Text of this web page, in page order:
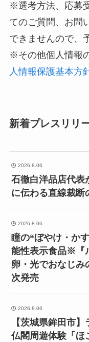
※選考方法、応募
てのご質問、お問
できませんので、
※その他個人情報
人情報保護基本方
新着プレスリリ
2026.8.06
石徹白洋品店代
に伝わる直線裁断
2026.8.06
瞳の“ぼやけ・か
能性表示食品※『
卵・光でおなじみ
次発売
2026.8.06
【茨城県鉾田市
仏閣周遊体験「ほ